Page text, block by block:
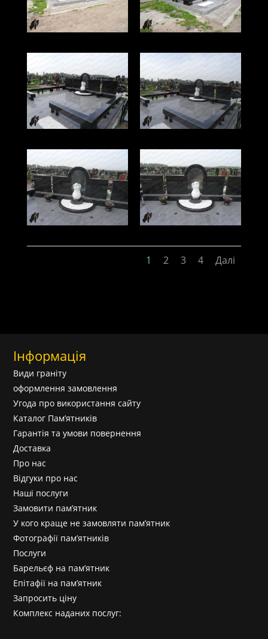
1 2 3 4 Далі
Інформація
Види граніту
оформлення замовлення
Угода про використання сайту
Каталог Пам’ятників
Гарантія та умови повернення
Доставка
Про нас
Відгуки про нас
Наші послуги
Замовити пам’ятник
У кого краще не замовляти пам’ятник
Фотографії пам’ятників
Послуги
Барельєф на пам’ятник
Епітафії на пам’ятник
Запросить ціну
Комплекс наданих послуг: